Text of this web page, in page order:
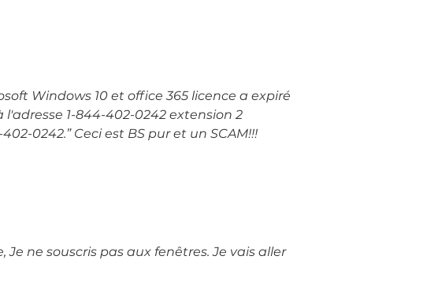
Windows 10 et office 365 licence a expiré
1-844-402-0242 extension 2
0242.” Ceci est BS pur et un SCAM!!!
ne souscris pas aux fenêtres. Je vais aller